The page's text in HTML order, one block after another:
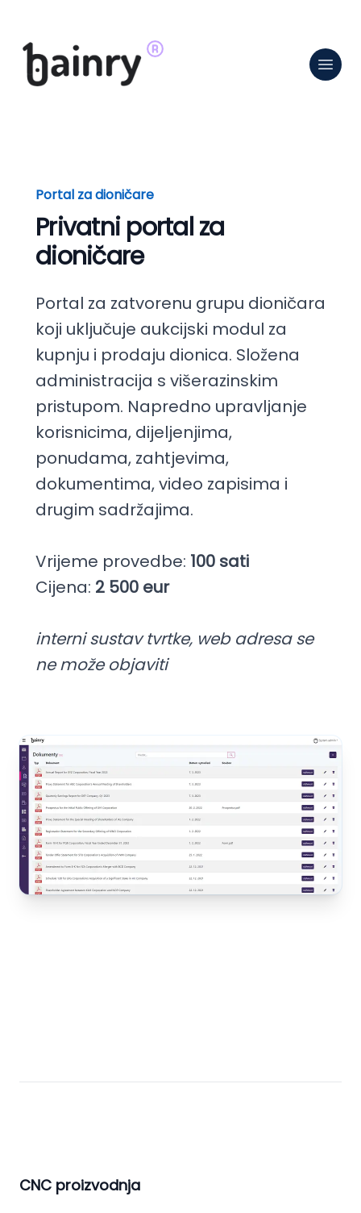
Portal za dioničare
Privatni portal za
dioničare
Portal za zatvorenu grupu dioničara
koji uključuje aukcijski modul za
kupnju i prodaju dionica. Složena
administracija s višerazinskim
pristupom. Napredno upravljanje
korisnicima, dijeljenjima,
ponudama, zahtjevima,
dokumentima, video zapisima i
drugim sadržajima.
Vrijeme provedbe: 100 sati
Cijena: 2 500 eur
interni sustav tvrtke, web adresa se
ne može objaviti
CNC proizvodnja